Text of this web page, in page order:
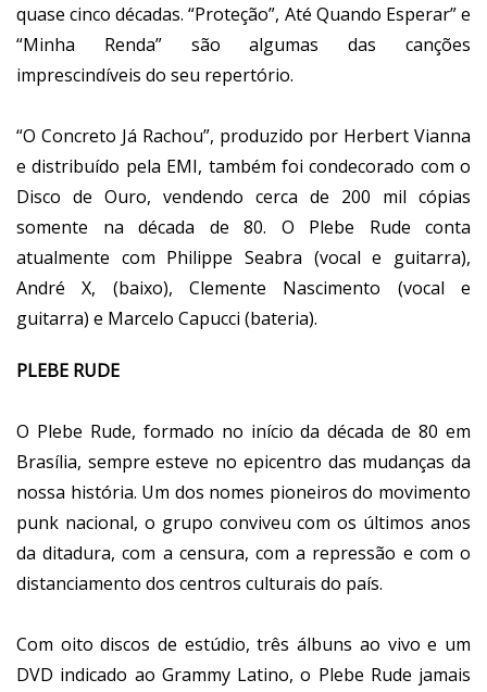
quase cinco décadas. “Proteção”, Até Quando Esperar” e
“Minha Renda” são algumas das canções
imprescindíveis do seu repertório.
“O Concreto Já Rachou”, produzido por Herbert Vianna
e distribuído pela EMI, também foi condecorado com o
Disco de Ouro, vendendo cerca de 200 mil cópias
somente na década de 80. O Plebe Rude conta
atualmente com Philippe Seabra (vocal e guitarra),
André X, (baixo), Clemente Nascimento (vocal e
guitarra) e Marcelo Capucci (bateria).
PLEBE RUDE
O Plebe Rude, formado no início da década de 80 em
Brasília, sempre esteve no epicentro das mudanças da
nossa história. Um dos nomes pioneiros do movimento
punk nacional, o grupo conviveu com os últimos anos
da ditadura, com a censura, com a repressão e com o
distanciamento dos centros culturais do país.
Com oito discos de estúdio, três álbuns ao vivo e um
DVD indicado ao Grammy Latino, o Plebe Rude jamais